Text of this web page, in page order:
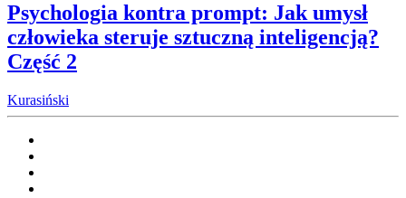
Psychologia kontra prompt: Jak umysł
człowieka steruje sztuczną inteligencją?
Część 2
Kurasiński